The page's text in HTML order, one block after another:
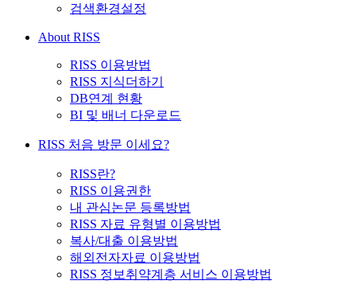
검색환경설정
About RISS
RISS 이용방법
RISS 지식더하기
DB연계 현황
BI 및 배너 다운로드
RISS 처음 방문 이세요?
RISS란?
RISS 이용권한
내 관심논문 등록방법
RISS 자료 유형별 이용방법
복사/대출 이용방법
해외전자자료 이용방법
RISS 정보취약계층 서비스 이용방법